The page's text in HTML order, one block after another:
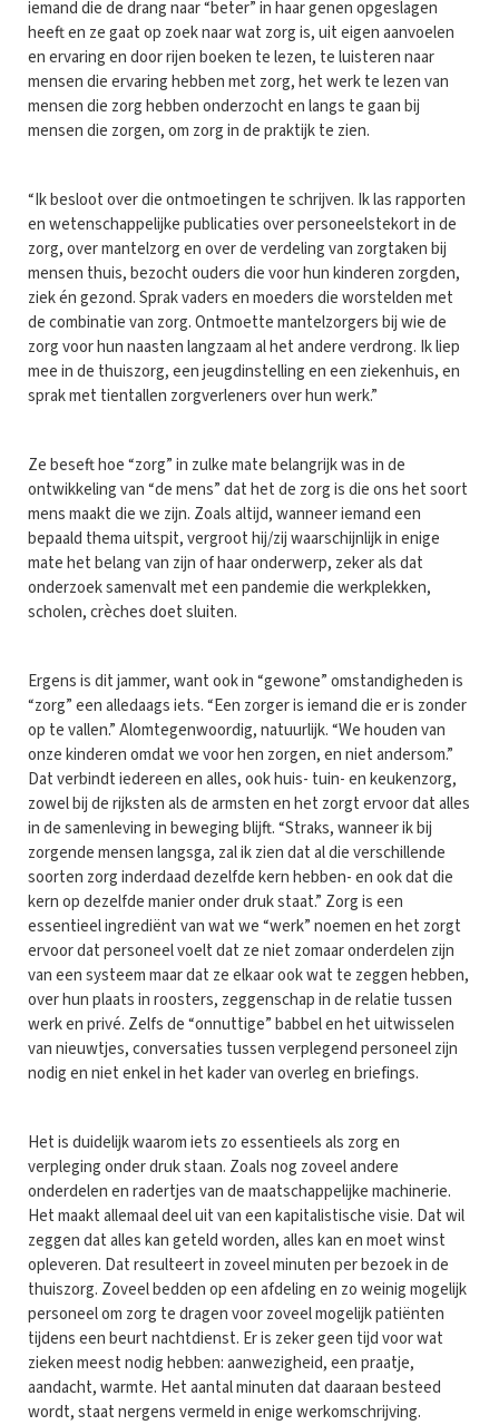
iemand die de drang naar “beter” in haar genen opgeslagen
heeft en ze gaat op zoek naar wat zorg is, uit eigen aanvoelen
en ervaring en door rijen boeken te lezen, te luisteren naar
mensen die ervaring hebben met zorg, het werk te lezen van
mensen die zorg hebben onderzocht en langs te gaan bij
mensen die zorgen, om zorg in de praktijk te zien.
“Ik besloot over die ontmoetingen te schrijven. Ik las rapporten
en wetenschappelijke publicaties over personeelstekort in de
zorg, over mantelzorg en over de verdeling van zorgtaken bij
mensen thuis, bezocht ouders die voor hun kinderen zorgden,
ziek én gezond. Sprak vaders en moeders die worstelden met
de combinatie van zorg. Ontmoette mantelzorgers bij wie de
zorg voor hun naasten langzaam al het andere verdrong. Ik liep
mee in de thuiszorg, een jeugdinstelling en een ziekenhuis, en
sprak met tientallen zorgverleners over hun werk.”
Ze beseft hoe “zorg” in zulke mate belangrijk was in de
ontwikkeling van “de mens” dat het de zorg is die ons het soort
mens maakt die we zijn. Zoals altijd, wanneer iemand een
bepaald thema uitspit, vergroot hij/zij waarschijnlijk in enige
mate het belang van zijn of haar onderwerp, zeker als dat
onderzoek samenvalt met een pandemie die werkplekken,
scholen, crèches doet sluiten.
Ergens is dit jammer, want ook in “gewone” omstandigheden is
“zorg” een alledaags iets. “Een zorger is iemand die er is zonder
op te vallen.” Alomtegenwoordig, natuurlijk. “We houden van
onze kinderen omdat we voor hen zorgen, en niet andersom.”
Dat verbindt iedereen en alles, ook huis- tuin- en keukenzorg,
zowel bij de rijksten als de armsten en het zorgt ervoor dat alles
in de samenleving in beweging blijft. “Straks, wanneer ik bij
zorgende mensen langsga, zal ik zien dat al die verschillende
soorten zorg inderdaad dezelfde kern hebben- en ook dat die
kern op dezelfde manier onder druk staat.” Zorg is een
essentieel ingrediënt van wat we “werk” noemen en het zorgt
ervoor dat personeel voelt dat ze niet zomaar onderdelen zijn
van een systeem maar dat ze elkaar ook wat te zeggen hebben,
over hun plaats in roosters, zeggenschap in de relatie tussen
werk en privé. Zelfs de “onnuttige” babbel en het uitwisselen
van nieuwtjes, conversaties tussen verplegend personeel zijn
nodig en niet enkel in het kader van overleg en briefings.
Het is duidelijk waarom iets zo essentieels als zorg en
verpleging onder druk staan. Zoals nog zoveel andere
onderdelen en radertjes van de maatschappelijke machinerie.
Het maakt allemaal deel uit van een kapitalistische visie. Dat wil
zeggen dat alles kan geteld worden, alles kan en moet winst
opleveren. Dat resulteert in zoveel minuten per bezoek in de
thuiszorg. Zoveel bedden op een afdeling en zo weinig mogelijk
personeel om zorg te dragen voor zoveel mogelijk patiënten
tijdens een beurt nachtdienst. Er is zeker geen tijd voor wat
zieken meest nodig hebben: aanwezigheid, een praatje,
aandacht, warmte. Het aantal minuten dat daaraan besteed
wordt, staat nergens vermeld in enige werkomschrijving.